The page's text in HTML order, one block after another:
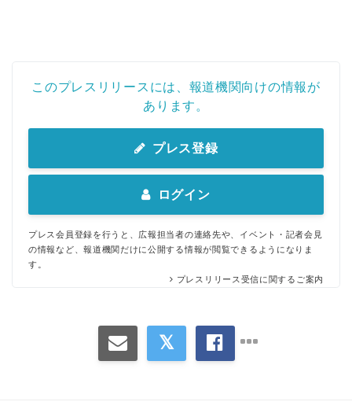
このプレスリリースには、報道機関向けの情報が
あります。
プレス登録
ログイン
プレス会員登録を行うと、広報担当者の連絡先や、イベント・記者会見
の情報など、報道機関だけに公開する情報が閲覧できるようになりま
す。
プレスリリース受信に関するご案内